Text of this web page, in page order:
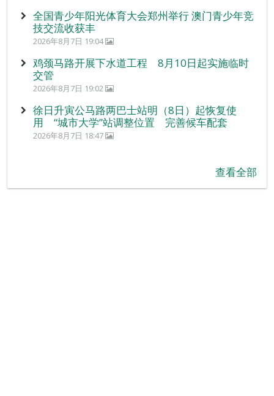
全国青少年阳光体育大会郑州举行 澳门青少年竞
技交流收获丰
2026年8月7日 19:04
鸡颈马路开展下水道工程 8月10日起实施临时
交管
2026年8月7日 19:02
徐日升寅公马路两巴士站明（8日）起恢复使
用 “城市大学”站调整位置 完善候车配套
2026年8月7日 18:47
查看全部